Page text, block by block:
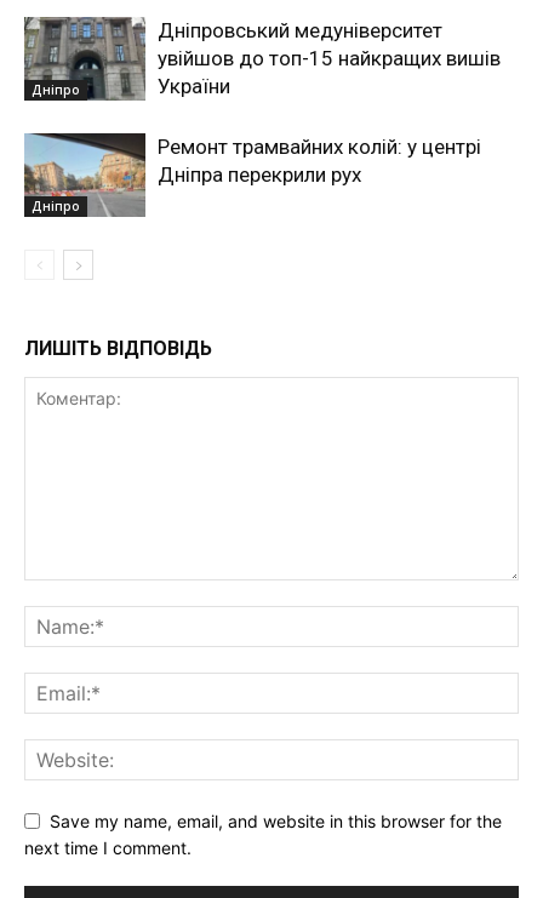
Дніпро
Дніпровський медуніверситет
увійшов до топ-15 найкращих вишів
України
Дніпро
Ремонт трамвайних колій: у центрі
Дніпра перекрили рух
ЛИШІТЬ ВІДПОВІДЬ
Save my name, email, and website in this browser for the
next time I comment.